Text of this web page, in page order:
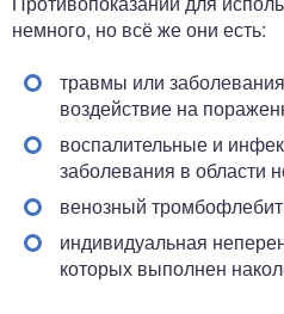
немного, но всё же они есть:
травмы или
воздействие на
воспалительные и
заболевания в области
венозный
индивидуальная
которых выполнен